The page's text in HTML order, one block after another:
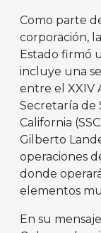
Como parte
corporación,
Estado firmó
incluye una
entre el XXIV
Secretaría de
California
Gilberto
operaciones
donde
elementos
En su